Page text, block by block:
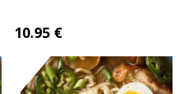
10.95 €